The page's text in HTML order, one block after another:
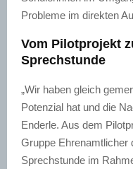
Probleme im direkten
Vom Pilotprojekt
Sprechstunde
„Wir haben gleich
Potenzial hat und die
Enderle. Aus dem
Gruppe Ehrenamtlicher
Sprechstunde im